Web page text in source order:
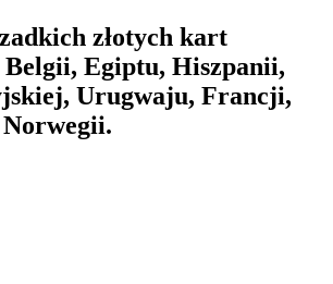
złotych kart
Belgii, Egiptu, Hiszpanii,
Urugwaju, Francji,
Norwegii.